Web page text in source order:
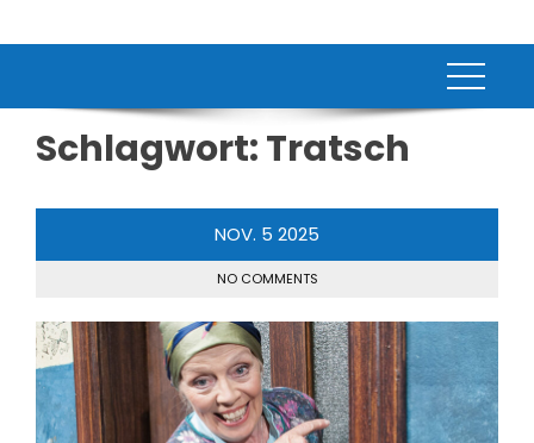
Schlagwort:Tratsch
NOV. 5 2025
NO COMMENTS